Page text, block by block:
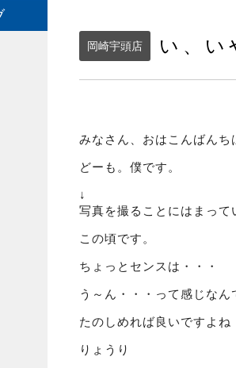
岡崎宇頭店 い、
みなさん、おはこんばんち
どーも。僕です。
↓
写真を撮ることにはまって
この頃です。
ちょっとセンスは・・・
う～ん・・・って感じなん
たのしめれば良いですよね
りょうり